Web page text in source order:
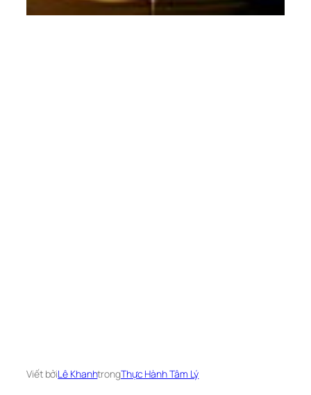
Viết bởiLê KhanhtrongThực Hành Tâm Lý